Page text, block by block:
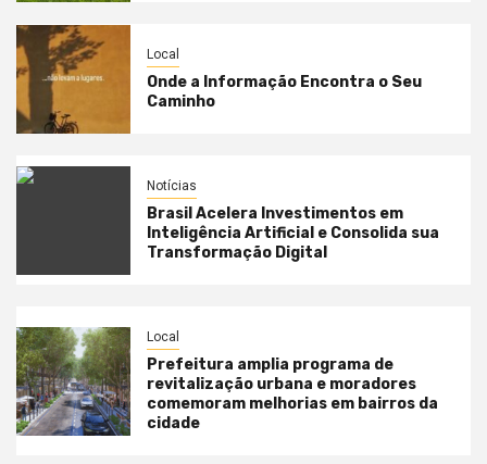
Local
Onde a Informação Encontra o Seu
Caminho
Notícias
Brasil Acelera Investimentos em
Inteligência Artificial e Consolida sua
Transformação Digital
Local
Prefeitura amplia programa de
revitalização urbana e moradores
comemoram melhorias em bairros da
cidade